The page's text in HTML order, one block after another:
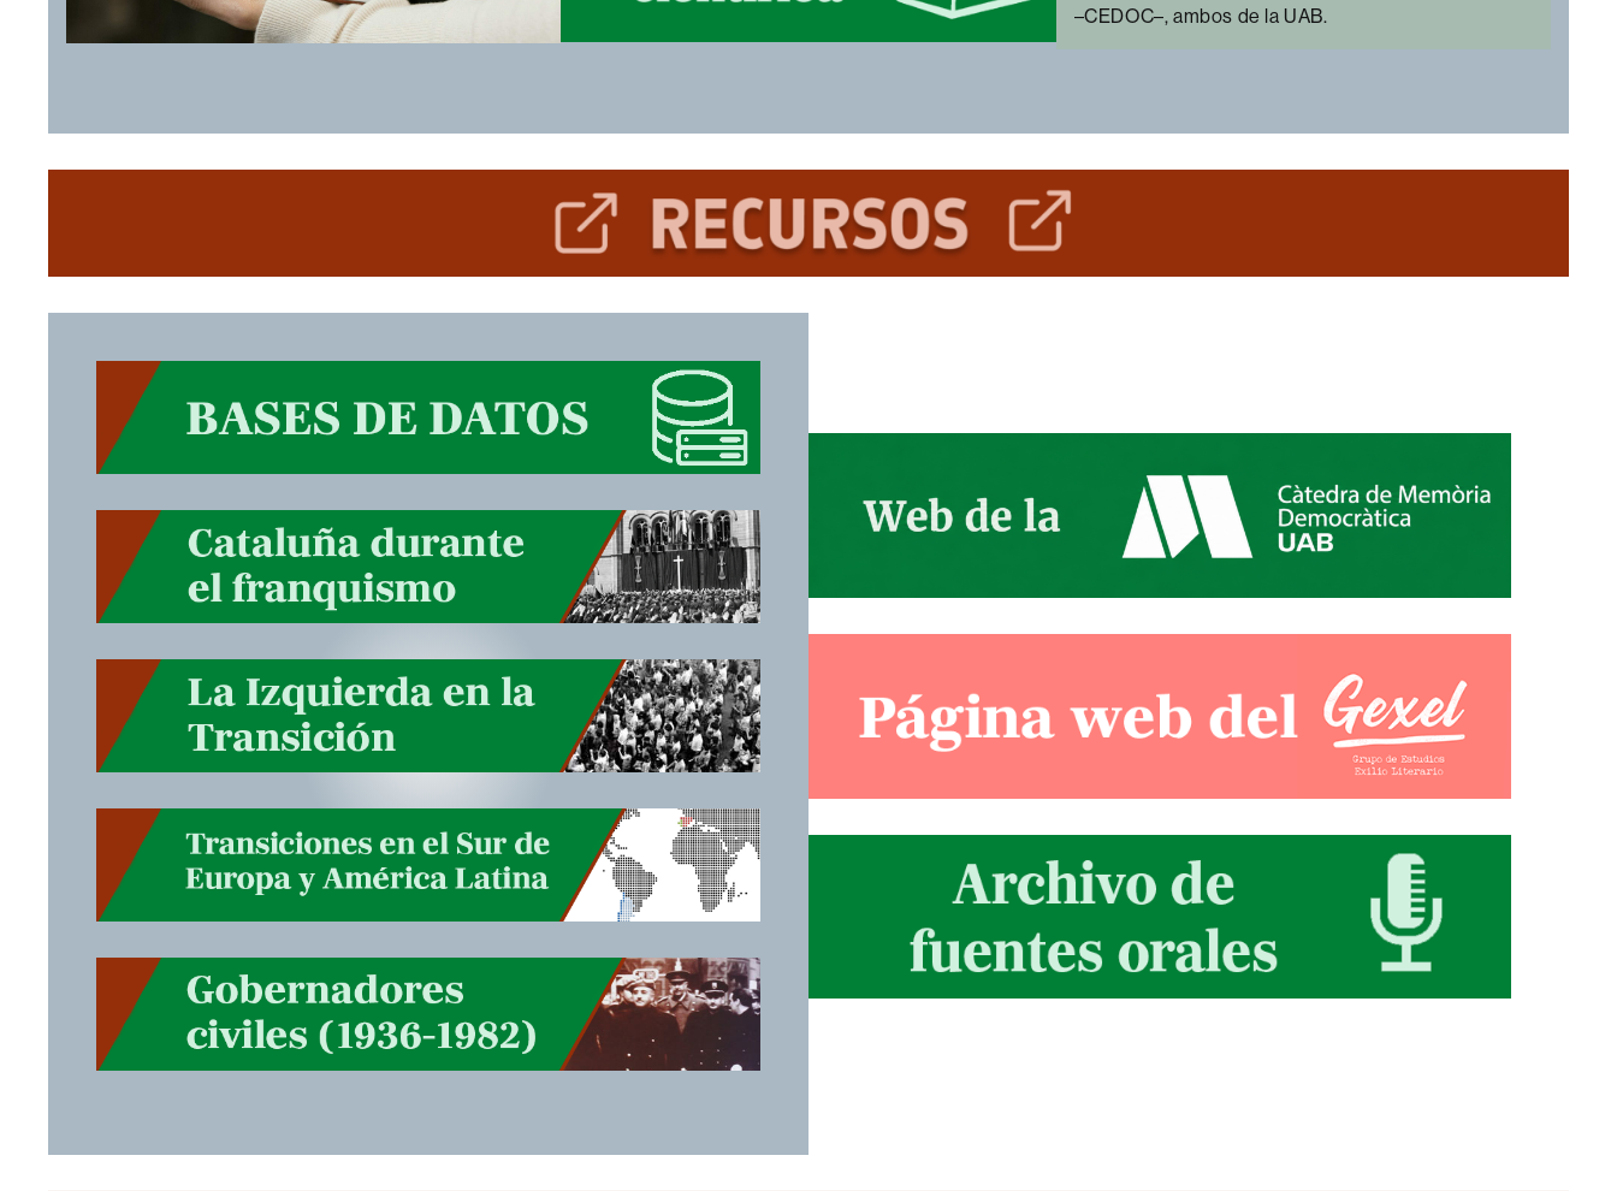
–CEDOC–, ambos de la UAB.